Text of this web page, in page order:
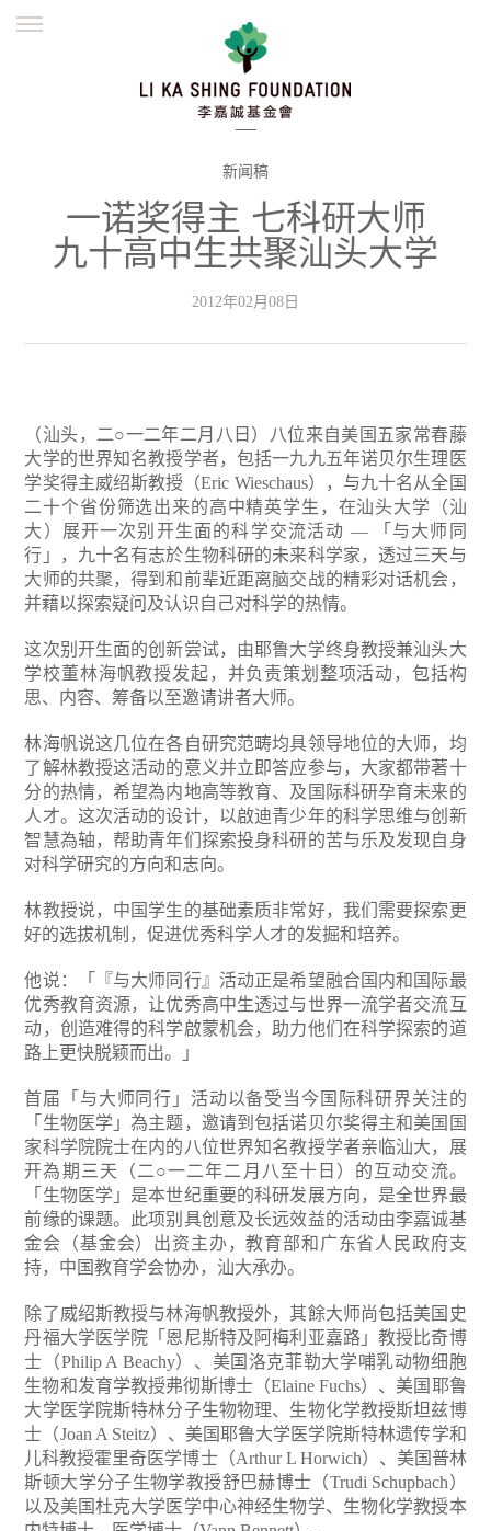
並肩同行
繁體
新闻稿
一诺奖得主 七科研大师
九十高中生共聚汕头大学
2012年02月08日
（汕头，二○一二年二月八日）八位来自美国五家常春藤
大学的世界知名教授学者，包括一九九五年诺贝尔生理医
学奖得主威绍斯教授（Eric Wieschaus），与九十名从全国
二十个省份筛选出来的高中精英学生，在汕头大学（汕
大）展开一次别开生面的科学交流活动 — 「与大师同
行」，九十名有志於生物科研的未来科学家，透过三天与
大师的共聚，得到和前辈近距离脑交战的精彩对话机会，
并藉以探索疑问及认识自己对科学的热情。
这次别开生面的创新尝试，由耶鲁大学终身教授兼汕头大
学校董林海帆教授发起，并负责策划整项活动，包括构
思、内容、筹备以至邀请讲者大师。
林海帆说这几位在各自研究范畴均具领导地位的大师，均
了解林教授这活动的意义并立即答应参与，大家都带著十
分的热情，希望為内地高等教育、及国际科研孕育未来的
人才。这次活动的设计，以啟迪青少年的科学思维与创新
智慧為轴，帮助青年们探索投身科研的苦与乐及发现自身
对科学研究的方向和志向。
林教授说，中国学生的基础素质非常好，我们需要探索更
好的选拔机制，促进优秀科学人才的发掘和培养。
他说：「『与大师同行』活动正是希望融合国内和国际最
优秀教育资源，让优秀高中生透过与世界一流学者交流互
动，创造难得的科学啟蒙机会，助力他们在科学探索的道
路上更快脱颖而出。」
首届「与大师同行」活动以备受当今国际科研界关注的
「生物医学」為主题，邀请到包括诺贝尔奖得主和美国国
家科学院院士在内的八位世界知名教授学者亲临汕大，展
开為期三天（二○一二年二月八至十日）的互动交流。
「生物医学」是本世纪重要的科研发展方向，是全世界最
前缘的课题。此项别具创意及长远效益的活动由李嘉诚基
金会（基金会）出资主办，教育部和广东省人民政府支
持，中国教育学会协办，汕大承办。
除了威绍斯教授与林海帆教授外，其餘大师尚包括美国史
丹福大学医学院「恩尼斯特及阿梅利亚嘉路」教授比奇博
士（Philip A Beachy）、美国洛克菲勒大学哺乳动物细胞
生物和发育学教授弗彻斯博士（Elaine Fuchs）、美国耶鲁
大学医学院斯特林分子生物物理、生物化学教授斯坦兹博
士（Joan A Steitz）、美国耶鲁大学医学院斯特林遗传学和
儿科教授霍里奇医学博士（Arthur L Horwich）、美国普林
斯顿大学分子生物学教授舒巴赫博士（Trudi Schupbach）
以及美国杜克大学医学中心神经生物学、生物化学教授本